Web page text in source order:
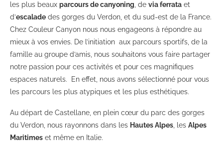
les plus beaux parcours de canyoning , de via ferrata et
d’escalade des gorges du Verdon, et du sud-est de la France.
Chez Couleur Canyon nous nous engageons à répondre au
mieux à vos envies. De l’initiation aux parcours sportifs, de la
famille au groupe d’amis, nous souhaitons vous faire partager
notre passion pour ces activités et pour ces magnifiques
espaces naturels. En effet, nous avons sélectionné pour vous
les parcours les plus atypiques et les plus esthétiques.
Au départ de Castellane, en plein cœur du parc des gorges
du Verdon, nous rayonnons dans les Hautes Alpes , les Alpes
Maritimes et même en Italie.